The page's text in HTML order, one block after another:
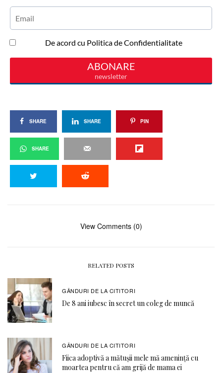
SHARE SHARE PIN
SHARE
View Comments (0)
RELATED POSTS
GÂNDURI DE LA CITITORI
De 8 ani iubesc în secret un coleg de muncă
GÂNDURI DE LA CITITORI
Fiica adoptivă a mătușii mele mă amenință cu
moartea pentru că am grijă de mama ei